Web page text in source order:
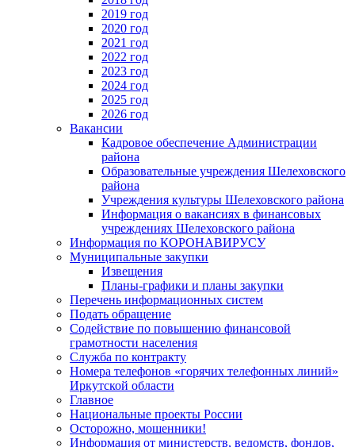
2019 год
2020 год
2021 год
2022 год
2023 год
2024 год
2025 год
2026 год
Вакансии
Кадровое обеспечение Администрации
района
Образовательные учреждения Шелеховского
района
Учреждения культуры Шелеховского района
Информация о вакансиях в финансовых
учреждениях Шелеховского района
Информация по КОРОНАВИРУСУ
Муниципальные закупки
Извещения
Планы-графики и планы закупки
Перечень информационных систем
Подать обращение
Содействие по повышению финансовой
грамотности населения
Служба по контракту
Номера телефонов «горячих телефонных линий»
Иркутской области
Главное
Национальные проекты России
Осторожно, мошенники!
Информация от министерств, ведомств, фондов,